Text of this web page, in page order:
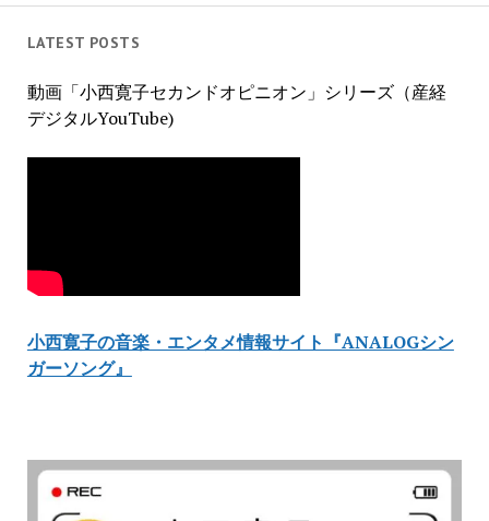
LATEST POSTS
動画「小西寛子セカンドオピニオン」シリーズ（産経
デジタルYouTube)
小西寛子の音楽・エンタメ情報サイト『ANALOGシン
ガーソング』